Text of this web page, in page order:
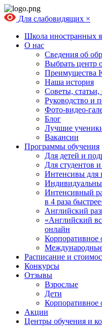
Для слабовидящих ×
Школа иностранных
О нас
Сведения об
Выбрать центр
Преимущества
Наша история
Советы,
Руководство и
Фото-видео-
Блог
Лучшие
Вакансии
Программы обучения
Для детей и
Для студентов
Интенсивы для
Интенсивный
в 4 раза
Английский
«Английский
онлайн
Корпоративное
Расписание и
Конкурсы
Отзывы
Взрослые
Дети
Корпоративное
Акции
Центры обучения и